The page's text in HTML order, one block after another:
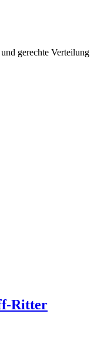
gerechte Verteilung
Ritter